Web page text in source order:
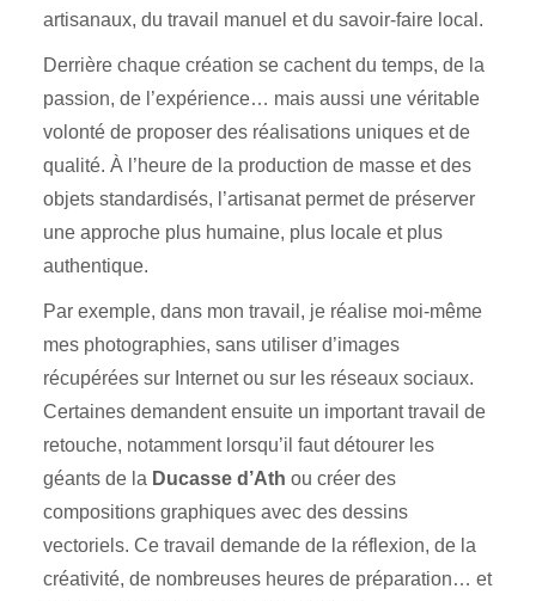
artisanaux, du travail manuel et du savoir-faire local.
Derrière chaque création se cachent du temps, de la
passion, de l’expérience… mais aussi une véritable
volonté de proposer des réalisations uniques et de
qualité. À l’heure de la production de masse et des
objets standardisés, l’artisanat permet de préserver
une approche plus humaine, plus locale et plus
authentique.
Par exemple, dans mon travail, je réalise moi-même
mes photographies, sans utiliser d’images
récupérées sur Internet ou sur les réseaux sociaux.
Certaines demandent ensuite un important travail de
retouche, notamment lorsqu’il faut détourer les
géants de la Ducasse d’Ath ou créer des
compositions graphiques avec des dessins
vectoriels. Ce travail demande de la réflexion, de la
créativité, de nombreuses heures de préparation… et